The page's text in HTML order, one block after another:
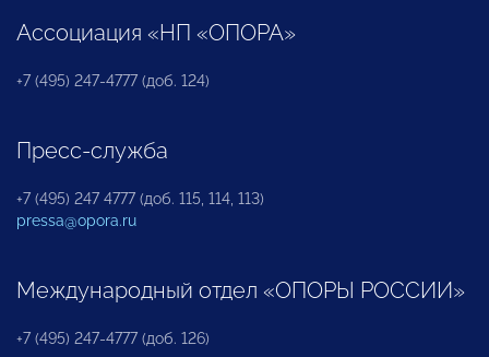
Ассоциация «НП «ОПОРА»
+7 (495) 247-4777 (доб. 124)
Пресс-служба
+7 (495) 247 4777 (доб. 115, 114, 113)
pressa@opora.ru
Международный отдел «ОПОРЫ РОССИИ»
+7 (495) 247-4777 (доб. 126)